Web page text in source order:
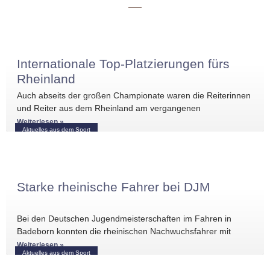
Aktuelles aus dem Sport
Internationale Top-Platzierungen fürs
Rheinland
Auch abseits der großen Championate waren die Reiterinnen
und Reiter aus dem Rheinland am vergangenen
Wochenende international erfolgreich unterwegs. Bei
Weiterlesen »
Aktuelles aus dem Sport
Starke rheinische Fahrer bei DJM
Bei den Deutschen Jugendmeisterschaften im Fahren in
Badeborn konnten die rheinischen Nachwuchsfahrer mit
mehreren vorderen Platzierungen überzeugen. Frederik
Koitka erreichte
Weiterlesen »